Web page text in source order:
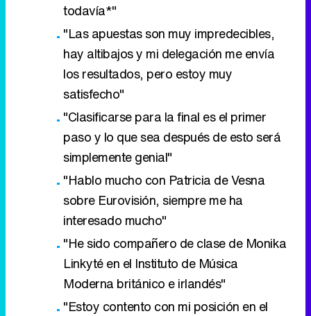
todavía*"
"Las apuestas son muy impredecibles,
hay altibajos y mi delegación me envía
los resultados, pero estoy muy
satisfecho"
"Clasificarse para la final es el primer
paso y lo que sea después de esto será
simplemente genial"
"Hablo mucho con Patricia de Vesna
sobre Eurovisión, siempre me ha
interesado mucho"
"He sido compañero de clase de Monika
Linkyté en el Instituto de Música
Moderna británico e irlandés"
"Estoy contento con mi posición en el